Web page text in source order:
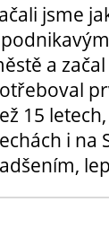
jsme
a
15
i na